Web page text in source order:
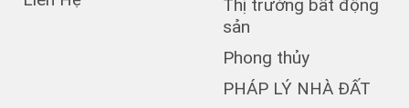
Thị trường bất động
sản
Phong thủy
PHÁP LÝ NHÀ ĐẤT